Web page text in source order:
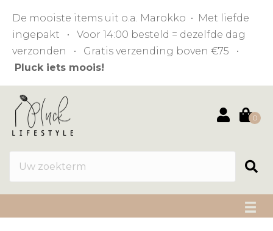
De mooiste items uit o.a. Marokko • Met liefde
ingepakt • Voor 14:00 besteld = dezelfde dag
verzonden • Gratis verzending boven €75 •
Pluck iets moois!
0